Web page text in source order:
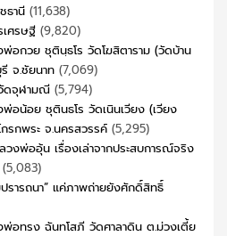
ธานี (11,638)
ศรษฐี (9,820)
อกวย ชุตินฺธโร วัดโฆสิตาราม (วัดบ้าน
จ.ชัยนาท (7,069)
ดจุฬามณี (5,794)
อน้อย ชุตินธโร วัดเนินเวียง (เวียง
รกพระ จ.นครสวรรค์ (5,295)
วงพ่ออุ้น เรื่องเล่าจากประสบการณ์จริง
(5,083)
รารถนา” แค่ภาพถ่ายยังศักดิ์สิทธิ์
พ่อทรง ฉันทโสภี วัดศาลาดิน ต.ม่วงเตี้ย